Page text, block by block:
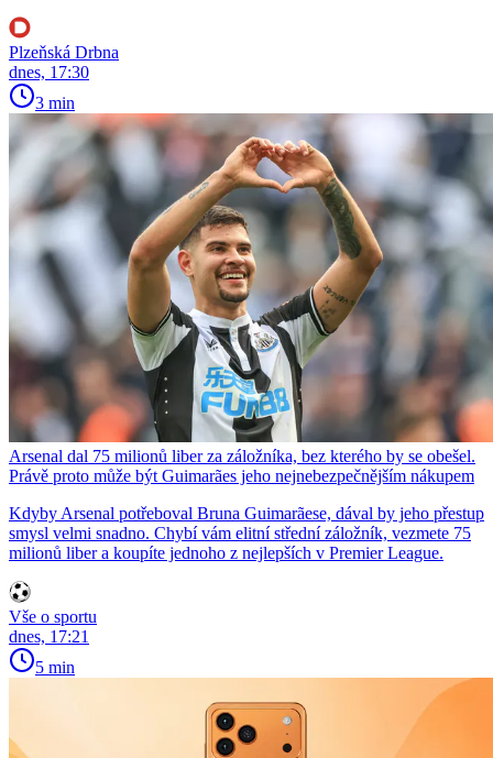
Plzeňská Drbna
dnes, 17:30
3 min
Arsenal dal 75 milionů liber za záložníka, bez kterého by se obešel.
Právě proto může být Guimarães jeho nejnebezpečnějším nákupem
Kdyby Arsenal potřeboval Bruna Guimarãese, dával by jeho přestup
smysl velmi snadno. Chybí vám elitní střední záložník, vezmete 75
milionů liber a koupíte jednoho z nejlepších v Premier League.
Vše o sportu
dnes, 17:21
5 min